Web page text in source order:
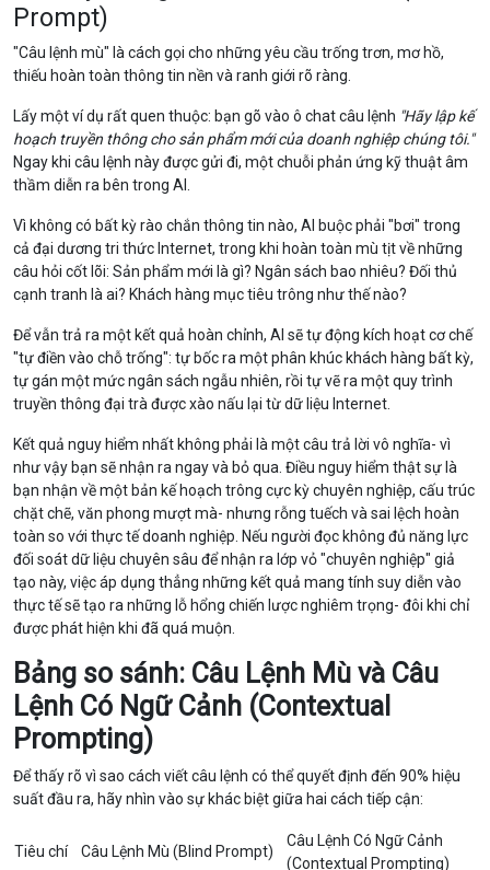
Prompt)
"Câu lệnh mù" là cách gọi cho những yêu cầu trống trơn, mơ hồ,
thiếu hoàn toàn thông tin nền và ranh giới rõ ràng.
Lấy một ví dụ rất quen thuộc: bạn gõ vào ô chat câu lệnh "Hãy lập kế
hoạch truyền thông cho sản phẩm mới của doanh nghiệp chúng tôi."
Ngay khi câu lệnh này được gửi đi, một chuỗi phản ứng kỹ thuật âm
thầm diễn ra bên trong AI.
Vì không có bất kỳ rào chắn thông tin nào, AI buộc phải "bơi" trong
cả đại dương tri thức Internet, trong khi hoàn toàn mù tịt về những
câu hỏi cốt lõi: Sản phẩm mới là gì? Ngân sách bao nhiêu? Đối thủ
cạnh tranh là ai? Khách hàng mục tiêu trông như thế nào?
Để vẫn trả ra một kết quả hoàn chỉnh, AI sẽ tự động kích hoạt cơ chế
"tự điền vào chỗ trống": tự bốc ra một phân khúc khách hàng bất kỳ,
tự gán một mức ngân sách ngẫu nhiên, rồi tự vẽ ra một quy trình
truyền thông đại trà được xào nấu lại từ dữ liệu Internet.
Kết quả nguy hiểm nhất không phải là một câu trả lời vô nghĩa- vì
như vậy bạn sẽ nhận ra ngay và bỏ qua. Điều nguy hiểm thật sự là
bạn nhận về một bản kế hoạch trông cực kỳ chuyên nghiệp, cấu trúc
chặt chẽ, văn phong mượt mà- nhưng rỗng tuếch và sai lệch hoàn
toàn so với thực tế doanh nghiệp. Nếu người đọc không đủ năng lực
đối soát dữ liệu chuyên sâu để nhận ra lớp vỏ "chuyên nghiệp" giả
tạo này, việc áp dụng thẳng những kết quả mang tính suy diễn vào
thực tế sẽ tạo ra những lỗ hổng chiến lược nghiêm trọng- đôi khi chỉ
được phát hiện khi đã quá muộn.
Bảng so sánh: Câu Lệnh Mù và Câu
Lệnh Có Ngữ Cảnh (Contextual
Prompting)
Để thấy rõ vì sao cách viết câu lệnh có thể quyết định đến 90% hiệu
suất đầu ra, hãy nhìn vào sự khác biệt giữa hai cách tiếp cận:
Tiêu chí Câu Lệnh Mù (Blind Prompt)
Câu Lệnh Có Ngữ Cảnh
(Contextual Prompting)